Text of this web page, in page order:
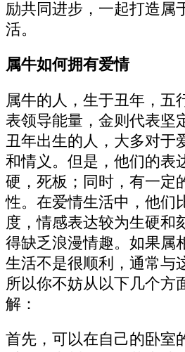
励共同进步，一起打造属
活。
属牛如何拥有爱情
属牛的人，生于丑年，五
表领导能量，金则代表坚
丑年出生的人，大多对于
和情义。但是，他们的表
硬，死板；同时，有一定
性。在爱情生活中，他们
度，情感表达较为生硬和
得缺乏浪漫情趣。如果属
生活不是很顺利，通常与
所以你不妨从以下几个方
解：
首先，可以在自己的卧室